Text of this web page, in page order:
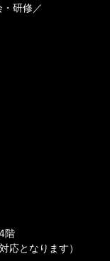
・研修
階
応となります）